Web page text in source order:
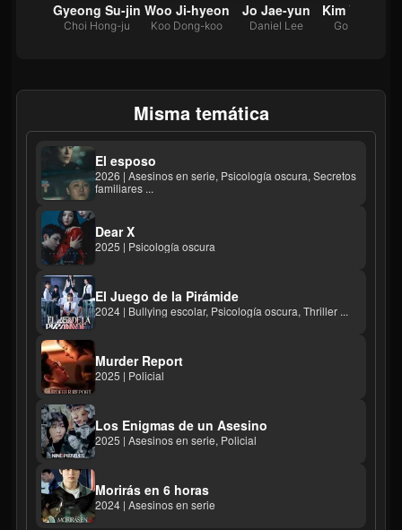
Gyeong Su-jin
Choi Hong-ju
Woo Ji-hyeon
Koo Dong-koo
Jo Jae-yun
Daniel Lee
Kim Young-
Go Moo-won
Misma temática
El esposo
2026 | Asesinos en serie, Psicología oscura, Secretos
familiares ...
Dear X
2025 | Psicología oscura
El Juego de la Pirámide
2024 | Bullying escolar, Psicología oscura, Thriller ...
Murder Report
2025 | Policial
Los Enigmas de un Asesino
2025 | Asesinos en serie, Policial
Morirás en 6 horas
2024 | Asesinos en serie